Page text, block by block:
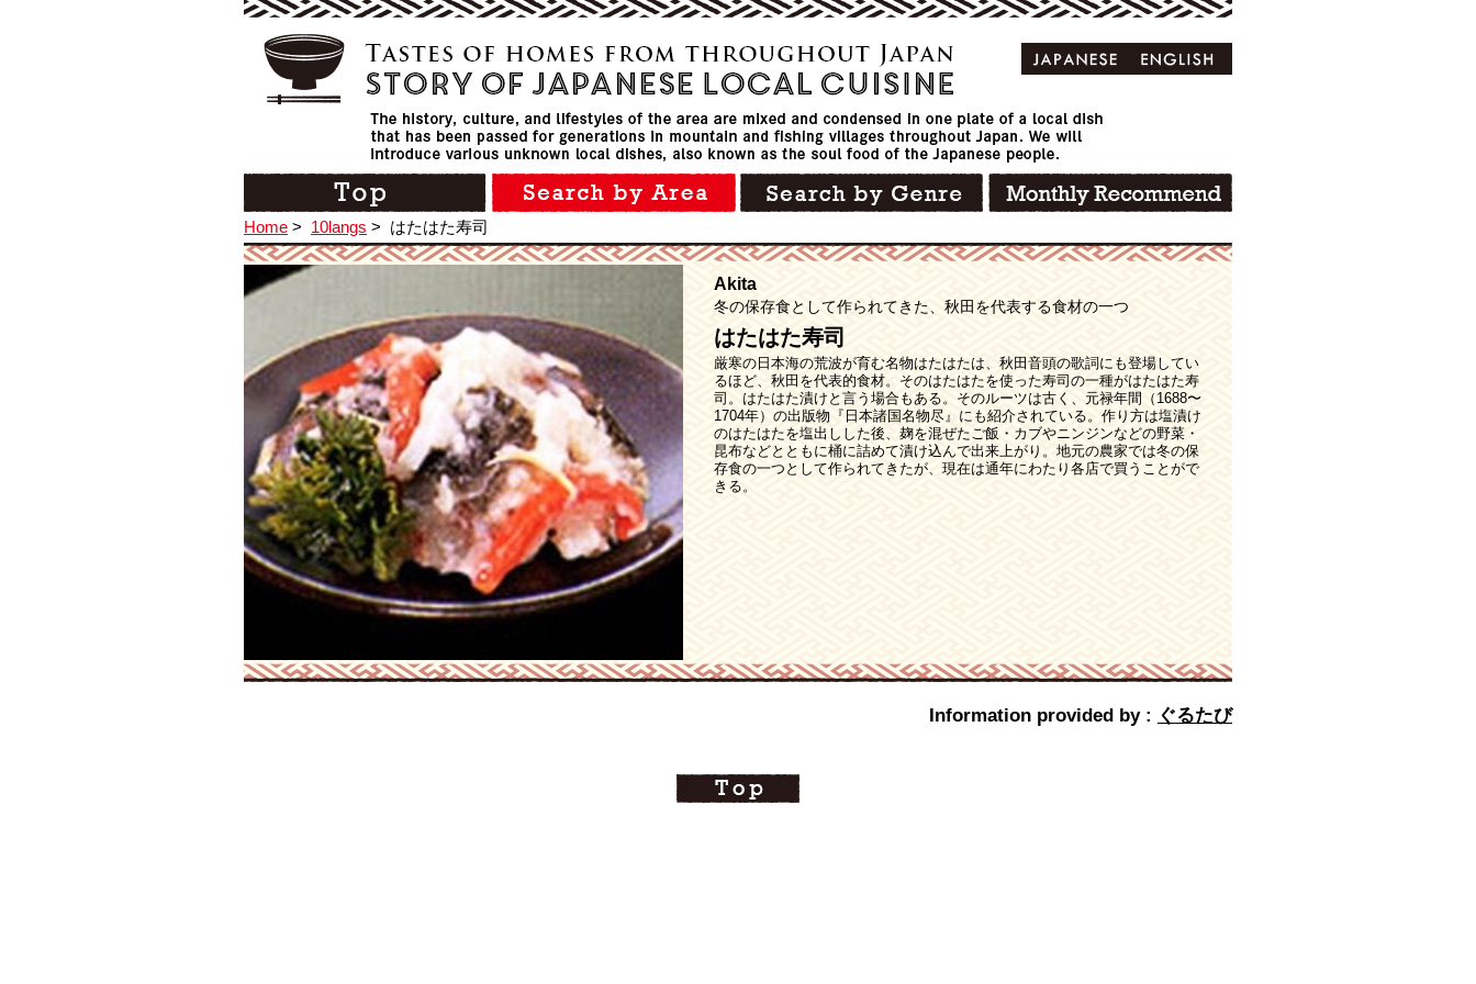
Home > 10langs > はたはた寿司
Akita
冬の保存食として作られてきた、秋田を代表する食材の一つ
はたはた寿司
厳寒の日本海の荒波が育む名物はたはたは、秋田音頭の歌詞にも登場してい
るほど、秋田を代表的食材。そのはたはたを使った寿司の一種がはたはた寿
司。はたはた漬けと言う場合もある。そのルーツは古く、元禄年間（1688〜
1704年）の出版物『日本諸国名物尽』にも紹介されている。作り方は塩漬け
のはたはたを塩出しした後、麹を混ぜたご飯・カブやニンジンなどの野菜・
昆布などとともに桶に詰めて漬け込んで出来上がり。地元の農家では冬の保
存食の一つとして作られてきたが、現在は通年にわたり各店で買うことがで
きる。
Information provided by : ぐるたび